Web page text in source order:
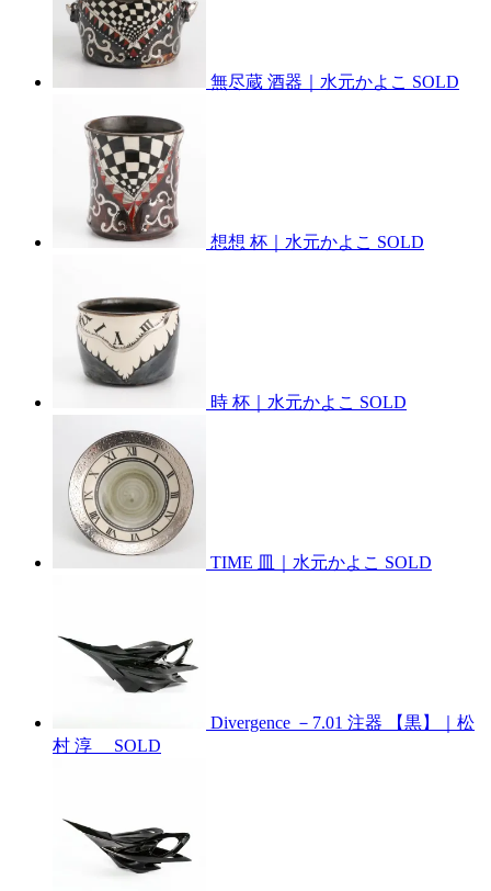
無尽蔵 酒器｜水元かよこ SOLD
想想 杯｜水元かよこ SOLD
時 杯｜水元かよこ SOLD
TIME 皿｜水元かよこ SOLD
Divergence －7.01 注器 【黒】｜松
村 淳
SOLD